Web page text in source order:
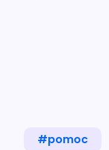
#pomoc